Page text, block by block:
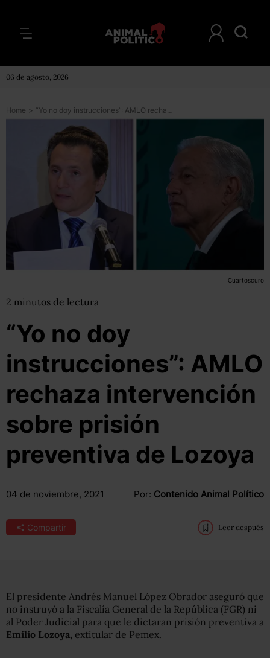
06 de agosto, 2026
Home > “Yo no doy instrucciones”: AMLO rechaza intervención sobre prisión preventiva de Lozoya
Cuartoscuro
2 minutos de lectura
“Yo no doy
instrucciones”: AMLO
rechaza intervención
sobre prisión
preventiva de Lozoya
04 de noviembre, 2021 Por: Contenido Animal Político
Compartir Leer después
El presidente Andrés Manuel López Obrador aseguró que
no instruyó a la Fiscalía General de la República (FGR) ni
al Poder Judicial para que le dictaran prisión preventiva a
Emilio Lozoya, extitular de Pemex.